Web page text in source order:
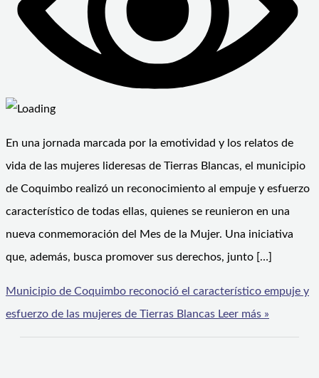
En una jornada marcada por la emotividad y los relatos de
vida de las mujeres lideresas de Tierras Blancas, el municipio
de Coquimbo realizó un reconocimiento al empuje y esfuerzo
característico de todas ellas, quienes se reunieron en una
nueva conmemoración del Mes de la Mujer. Una iniciativa
que, además, busca promover sus derechos, junto […]
Municipio de Coquimbo reconoció el característico empuje y
esfuerzo de las mujeres de Tierras Blancas Leer más »